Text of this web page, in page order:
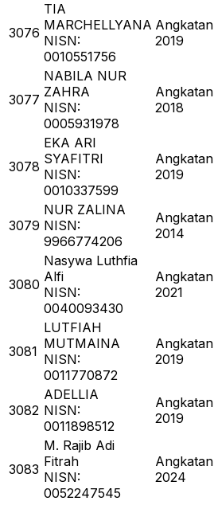
3076
TIA
MARCHELLYANA
NISN:
0010551756
Angkatan
2019
3077
NABILA NUR
ZAHRA
NISN:
0005931978
Angkatan
2018
3078
EKA ARI
SYAFITRI
NISN:
0010337599
Angkatan
2019
3079
NUR ZALINA
NISN:
9966774206
Angkatan
2014
3080
Nasywa Luthfia
Alfi
NISN:
0040093430
Angkatan
2021
3081
LUTFIAH
MUTMAINA
NISN:
0011770872
Angkatan
2019
3082
ADELLIA
NISN:
0011898512
Angkatan
2019
3083
M. Rajib Adi
Fitrah
NISN:
0052247545
Angkatan
2024